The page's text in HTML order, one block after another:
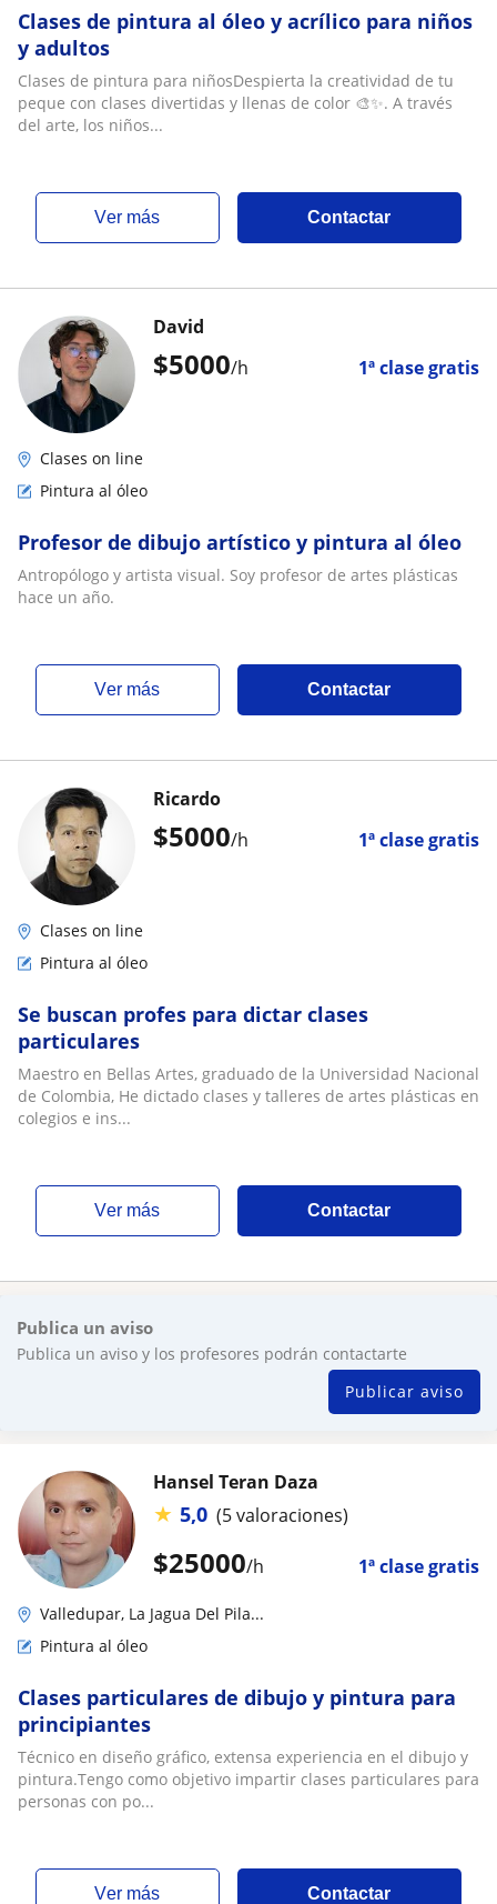
Clases de pintura al óleo y acrílico para niños
y adultos
Clases de pintura para niñosDespierta la creatividad de tu
peque con clases divertidas y llenas de color 🎨✨. A través
del arte, los niños...
ver más Contactar
$5000/h 1ª clase gratis
David
Clases on line
Pintura al óleo
Profesor de dibujo artístico y pintura al óleo
Antropólogo y artista visual. Soy profesor de artes plásticas
hace un año.
ver más Contactar
$5000/h 1ª clase gratis
Ricardo
Clases on line
Pintura al óleo
Se buscan profes para dictar clases
particulares
Maestro en Bellas Artes, graduado de la Universidad Nacional
de Colombia, He dictado clases y talleres de artes plásticas en
colegios e ins...
ver más Contactar
Publica un aviso
Publica un aviso y los profesores podrán contactarte
Publicar aviso
$25000/h 1ª clase gratis
Hansel Teran Daza
★ 5,0 (5 valoraciones)
Valledupar, La Jagua Del Pila...
Pintura al óleo
Clases particulares de dibujo y pintura para
principiantes
Técnico en diseño gráfico, extensa experiencia en el dibujo y
pintura.Tengo como objetivo impartir clases particulares para
personas con po...
ver más Contactar